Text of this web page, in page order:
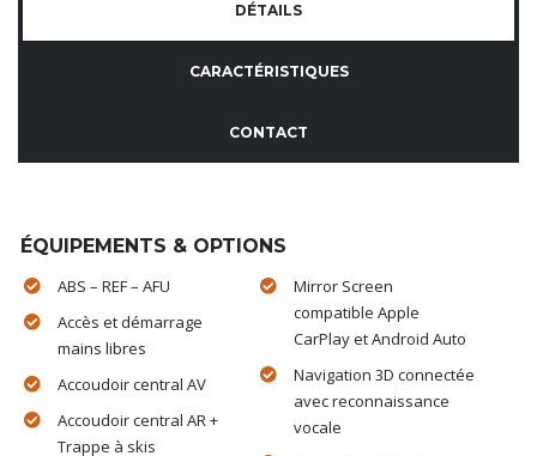
DÉTAILS
CARACTÉRISTIQUES
CONTACT
ÉQUIPEMENTS & OPTIONS
ABS – REF – AFU
Accès et démarrage
mains libres
Accoudoir central AV
Accoudoir central AR +
Trappe à skis
Mirror Screen
compatible Apple
CarPlay et Android Auto
Navigation 3D connectée
avec reconnaissance
vocale